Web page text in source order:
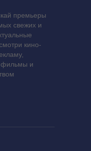
премьеры
свежих и
кино-
фильмы и